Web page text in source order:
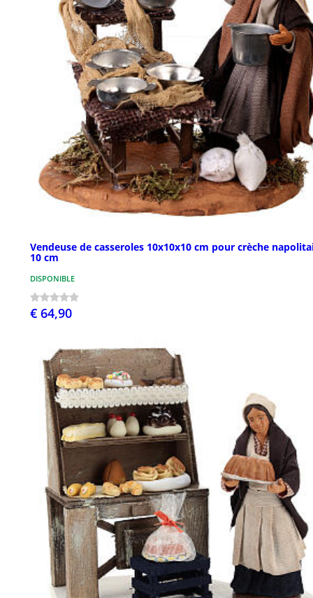
Vendeuse de casseroles 10x10x10 cm pour crèche
10 cm
DISPONIBLE
€ 64,90